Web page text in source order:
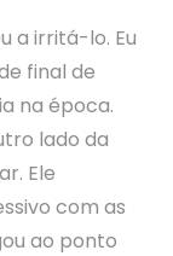
a irritá-lo. Eu
final de
na época.
lado da
Ele
com as
ao ponto